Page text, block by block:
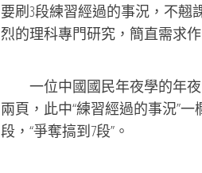
要刷3段練習經過的事況，不翹
烈的理科專門研究，簡直需求
一位中國國民年夜學的年夜
兩頁，此中“練習經過的事況”
段，“爭奪搞到7段”。